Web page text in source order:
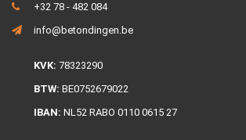
+32 78 - 482 084
info@betondingen.be
KVK: 78323290
BTW: BE0752679022
IBAN: NL52 RABO 0110 0615 27